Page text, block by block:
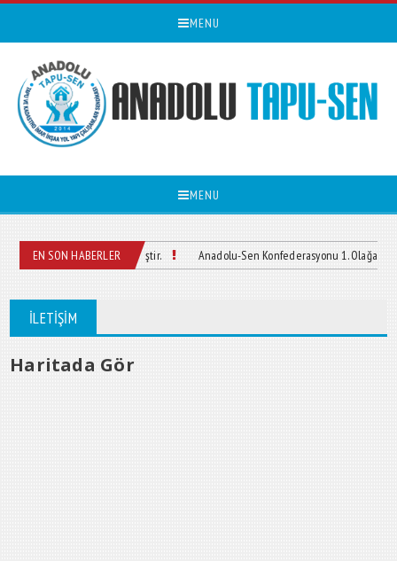
MENU
MENU
EN SON HABERLER
Web sitemizi yayın girmiştir. Anadolu-Sen Konfederasyonu 1. Olağan
İLETİŞİM
Haritada Gör